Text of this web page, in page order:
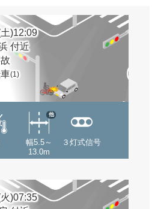
)12:09
付近
(1)
幅5.5～
13.0m
他
３灯式信号
)07:35